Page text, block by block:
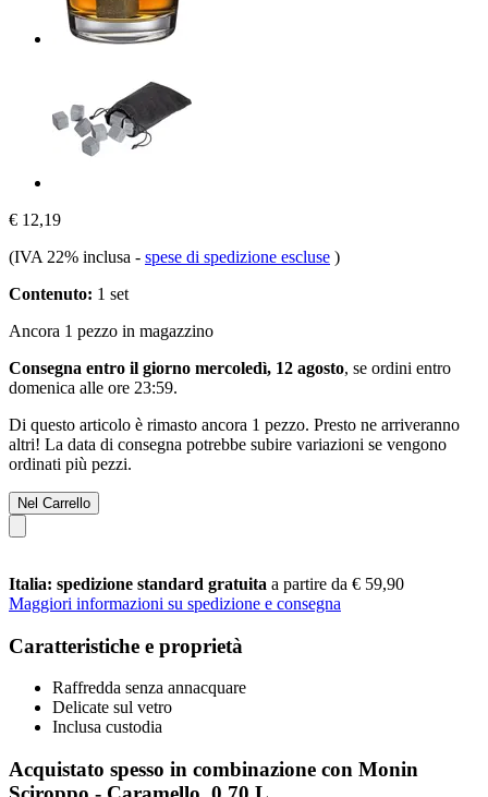
€ 12,19
(IVA 22% inclusa - spese di spedizione escluse )
Contenuto: 1 set
Ancora 1 pezzo in magazzino
Consegna entro il giorno mercoledì, 12 agosto, se ordini entro
domenica alle ore 23:59.
Di questo articolo è rimasto ancora 1 pezzo. Presto ne arriveranno
altri! La data di consegna potrebbe subire variazioni se vengono
ordinati più pezzi.
Nel Carrello
Italia: spedizione standard gratuita a partire da € 59,90
Maggiori informazioni su spedizione e consegna
Caratteristiche e proprietà
Raffredda senza annacquare
Delicate sul vetro
Inclusa custodia
Acquistato spesso in combinazione con Monin